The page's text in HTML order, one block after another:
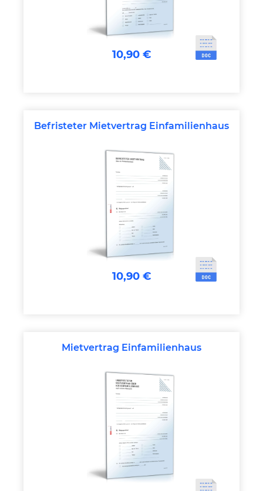
10,90 €
Befristeter Mietvertrag Einfamilienhaus
10,90 €
Mietvertrag Einfamilienhaus